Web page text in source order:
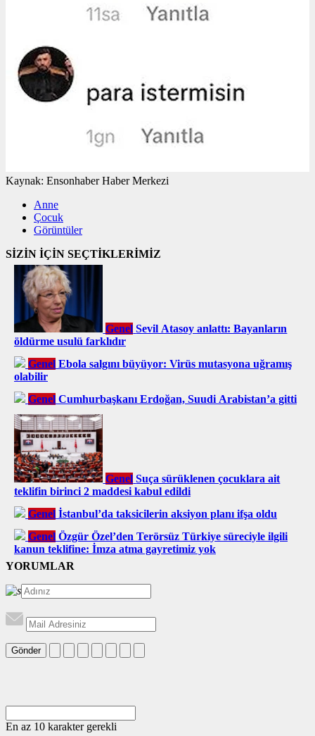
Kaynak: Ensonhaber Haber Merkezi
Anne
Çocuk
Görüntüler
SİZİN İÇİN SEÇTİKLERİMİZ
Genel Sevil Atasoy anlattı: Bayanların
öldürme usulü farklıdır
Genel Ebola salgını büyüyor: Virüs mutasyona uğramış
olabilir
Genel Cumhurbaşkanı Erdoğan, Suudi Arabistan’a gitti
Genel Suça sürüklenen çocuklara ait
teklifin birinci 2 maddesi kabul edildi
Genel İstanbul’da taksicilerin aksiyon planı ifşa oldu
Genel Özgür Özel’den Terörsüz Türkiye süreciyle ilgili
kanun teklifine: İmza atma gayretimiz yok
YORUMLAR
Gönder
En az 10 karakter gerekli